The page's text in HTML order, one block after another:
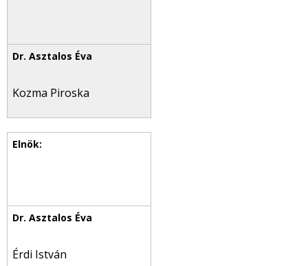
Kozma Piroska
Érdi István